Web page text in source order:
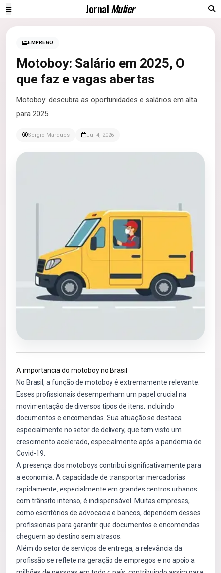
JornalMulier
EMPREGO
Motoboy: Salário em 2025, O
que faz e vagas abertas
Motoboy: descubra as oportunidades e salários em alta
para 2025.
Sergio Marques Jul 4, 2026
A importância do motoboy no Brasil
No Brasil, a função de motoboy é extremamente relevante.
Esses profissionais desempenham um papel crucial na
movimentação de diversos tipos de itens, incluindo
documentos e encomendas. Sua atuação se destaca
especialmente no setor de delivery, que tem visto um
crescimento acelerado, especialmente após a pandemia de
Covid-19.
A presença dos motoboys contribui significativamente para
a economia. A capacidade de transportar mercadorias
rapidamente, especialmente em grandes centros urbanos
com trânsito intenso, é indispensável. Muitas empresas,
como escritórios de advocacia e bancos, dependem desses
profissionais para garantir que documentos e encomendas
cheguem ao destino sem atrasos.
Além do setor de serviços de entrega, a relevância da
profissão se reflete na geração de empregos e no apoio a